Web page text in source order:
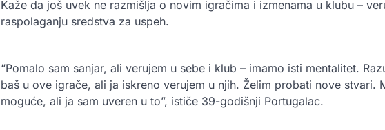
Kaže da još uvek ne razmišlja o novim igračima i izmenama u klubu –
raspolaganju sredstva za uspeh.
“Pomalo sam sanjar, ali verujem u sebe i klub – imamo isti mentalitet.
baš u ove igrače, ali ja iskreno verujem u njih. Želim probati nove stvari.
moguće, ali ja sam uveren u to”, ističe 39-godišnji Portugalac.